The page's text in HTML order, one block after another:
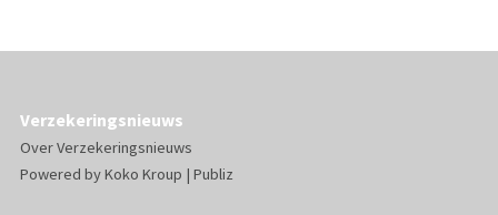
Verzekeringsnieuws
Over Verzekeringsnieuws
Powered byKoko Kroup | Publiz